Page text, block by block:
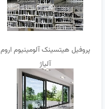
پروفیل هیتسینک آلومینیوم اروم
آلیاژ